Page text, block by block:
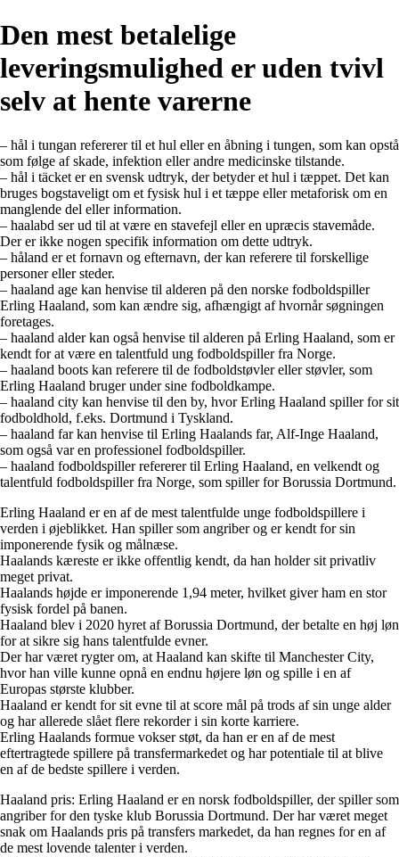
Den mest betalelige
leveringsmulighed er uden tvivl
selv at hente varerne
– hål i tungan refererer til et hul eller en åbning i tungen, som kan opstå
som følge af skade, infektion eller andre medicinske tilstande.
– hål i täcket er en svensk udtryk, der betyder et hul i tæppet. Det kan
bruges bogstaveligt om et fysisk hul i et tæppe eller metaforisk om en
manglende del eller information.
– haalabd ser ud til at være en stavefejl eller en upræcis stavemåde.
Der er ikke nogen specifik information om dette udtryk.
– håland er et fornavn og efternavn, der kan referere til forskellige
personer eller steder.
– haaland age kan henvise til alderen på den norske fodboldspiller
Erling Haaland, som kan ændre sig, afhængigt af hvornår søgningen
foretages.
– haaland alder kan også henvise til alderen på Erling Haaland, som er
kendt for at være en talentfuld ung fodboldspiller fra Norge.
– haaland boots kan referere til de fodboldstøvler eller støvler, som
Erling Haaland bruger under sine fodboldkampe.
– haaland city kan henvise til den by, hvor Erling Haaland spiller for sit
fodboldhold, f.eks. Dortmund i Tyskland.
– haaland far kan henvise til Erling Haalands far, Alf-Inge Haaland,
som også var en professionel fodboldspiller.
– haaland fodboldspiller refererer til Erling Haaland, en velkendt og
talentfuld fodboldspiller fra Norge, som spiller for Borussia Dortmund.
Erling Haaland er en af de mest talentfulde unge fodboldspillere i
verden i øjeblikket. Han spiller som angriber og er kendt for sin
imponerende fysik og målnæse.
Haalands kæreste er ikke offentlig kendt, da han holder sit privatliv
meget privat.
Haalands højde er imponerende 1,94 meter, hvilket giver ham en stor
fysisk fordel på banen.
Haaland blev i 2020 hyret af Borussia Dortmund, der betalte en høj løn
for at sikre sig hans talentfulde evner.
Der har været rygter om, at Haaland kan skifte til Manchester City,
hvor han ville kunne opnå en endnu højere løn og spille i en af
Europas største klubber.
Haaland er kendt for sit evne til at score mål på trods af sin unge alder
og har allerede slået flere rekorder i sin korte karriere.
Erling Haalands formue vokser støt, da han er en af de mest
eftertragtede spillere på transfermarkedet og har potentiale til at blive
en af de bedste spillere i verden.
Haaland pris: Erling Haaland er en norsk fodboldspiller, der spiller som
angriber for den tyske klub Borussia Dortmund. Der har været meget
snak om Haalands pris på transfers markedet, da han regnes for en af
de mest lovende talenter i verden.